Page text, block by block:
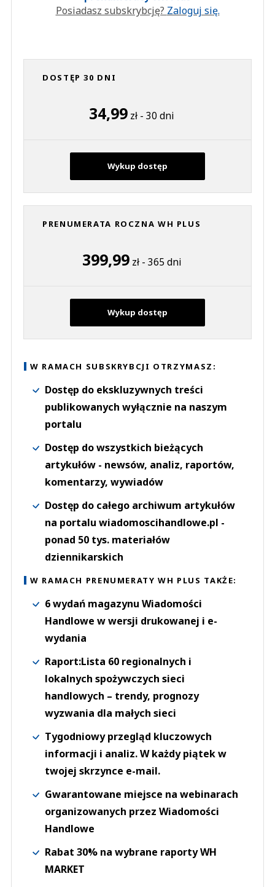
Posiadasz subskrybcję? Zaloguj się.
DOSTĘP 30 DNI
34,99 zł - 30 dni
Wykup dostęp
PRENUMERATA ROCZNA WH PLUS
399,99zł - 365 dni
Wykup dostęp
W RAMACH SUBSKRYBCJI OTRZYMASZ:
Dostęp do ekskluzywnych treści
publikowanych wyłącznie na naszym
portalu
Dostęp do wszystkich bieżących
artykułów - newsów, analiz, raportów,
komentarzy, wywiadów
Dostęp do całego archiwum artykułów
na portalu wiadomoscihandlowe.pl -
ponad 50 tys. materiałów
dziennikarskich
W RAMACH PRENUMERATY WH PLUS TAKŻE:
6 wydań magazynu Wiadomości
Handlowe w wersji drukowanej i e-
wydania
Raport:Lista 60 regionalnych i
lokalnych spożywczych sieci
handlowych – trendy, prognozy
wyzwania dla małych sieci
Tygodniowy przegląd kluczowych
informacji i analiz. W każdy piątek w
twojej skrzynce e-mail.
Gwarantowane miejsce na webinarach
organizowanych przez Wiadomości
Handlowe
Rabat 30% na wybrane raporty WH
MARKET